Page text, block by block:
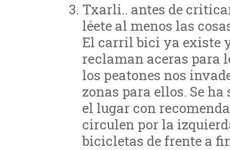
Txarli.. antes de
léete al menos las
El carril bici ya existe
reclaman aceras para
los peatones nos
zonas para ellos. Se
el lugar con
circulen por la
bicicletas de frente a